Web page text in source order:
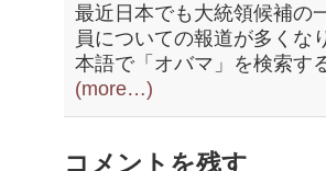
最近日本でも大統領候補の
員についての報道が多くな
本語で「オバマ」を検索す
(more…)
コメントを残す